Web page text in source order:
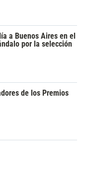
a Buenos Aires en el
por la selección
de los Premios